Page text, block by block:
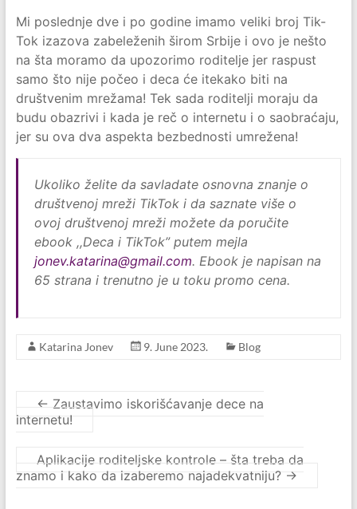
Mi poslednje dve i po godine imamo veliki broj Tik-
Tok izazova zabeleženih širom Srbije i ovo je nešto
na šta moramo da upozorimo roditelje jer raspust
samo što nije počeo i deca će itekako biti na
društvenim mrežama! Tek sada roditelji moraju da
budu obazrivi i kada je reč o internetu i o saobraćaju,
jer su ova dva aspekta bezbednosti umrežena!
Ukoliko želite da savladate osnovna znanje o
društvenoj mreži TikTok i da saznate više o
ovoj društvenoj mreži možete da poručite
ebook ,,Deca i TikTok” putem mejla
jonev.katarina@gmail.com. Ebook je napisan na
65 strana i trenutno je u toku promo cena.
Katarina Jonev 9. June 2023. Blog
← Zaustavimo iskorišćavanje dece na
internetu!
Aplikacije roditeljske kontrole – šta treba da
znamo i kako da izaberemo najadekvatniju? →